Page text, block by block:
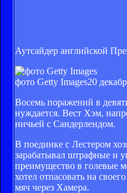
Аутсайдер английской
фото Getty Images20
Восемь поражений в
нуждается. Вест Хэм,
ничьей с Сандерлендом.
В поединке с Лестером
зарабатывал штрафные и
преимущество в голевые
хотел отпасовать на
мяч через Хамера.